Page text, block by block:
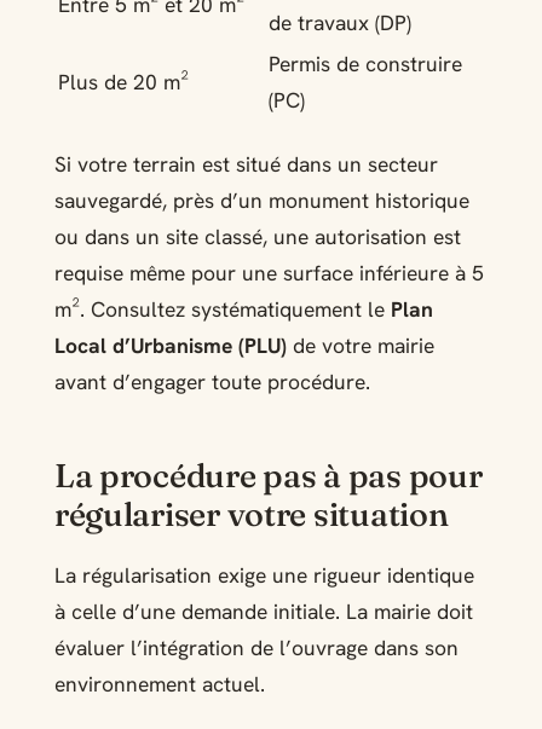
de travaux (DP)
Plus de 20 m²
Permis de construire
(PC)
Si votre terrain est situé dans un secteur
sauvegardé, près d’un monument historique
ou dans un site classé, une autorisation est
requise même pour une surface inférieure à 5
m². Consultez systématiquement le Plan
Local d’Urbanisme (PLU)de votre mairie
avant d’engager toute procédure.
La procédure pas à pas pour
régulariser votre situation
La régularisation exige une rigueur identique
à celle d’une demande initiale. La mairie doit
évaluer l’intégration de l’ouvrage dans son
environnement actuel.